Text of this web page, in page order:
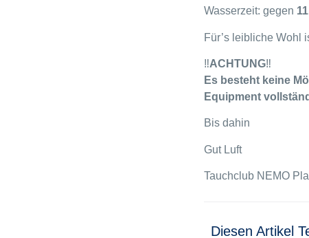
Wasserzeit: gegen
Für’s leibliche Wohl
‼ACHTUNG‼
Es besteht keine
Equipment
Bis dahin
Gut Luft
Tauchclub NEMO
Diesen Artikel